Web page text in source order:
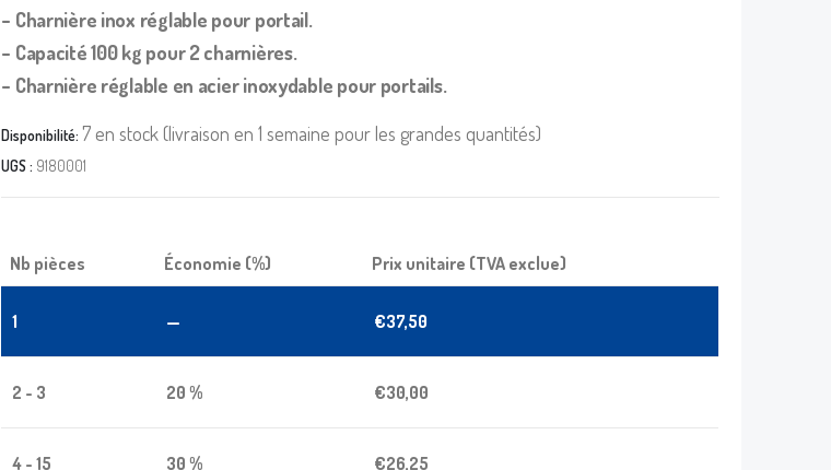
– Charnière inox réglable pour portail.
– Capacité 100 kg pour 2 charnières.
– Charnière réglable en acier inoxydable pour portails.
Disponibilité:7 en stock (livraison en 1 semaine pour les grandes quantités)
UGS : 9180001
Nb pièces Économie (%) Prix unitaire (TVA exclue)
1 — €37,50
2 - 3 20 % €30,00
4 - 15 30 % €26,25